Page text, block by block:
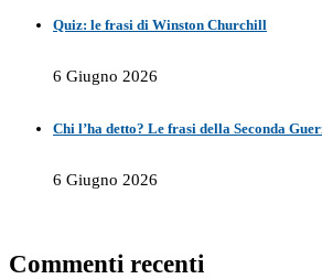
Quiz: le frasi di Winston Churchill
6 Giugno 2026
Chi l’ha detto? Le frasi della Seconda
6 Giugno 2026
Commenti recenti